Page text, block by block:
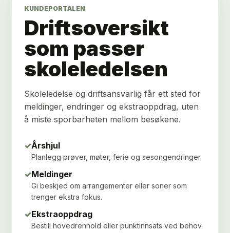
KUNDEPORTALEN
Driftsoversikt
som passer
skoleledelsen
Skoleledelse og driftsansvarlig får ett sted for
meldinger, endringer og ekstraoppdrag, uten
å miste sporbarheten mellom besøkene.
✓Årshjul
Planlegg prøver, møter, ferie og sesongendringer.
✓Meldinger
Gi beskjed om arrangementer eller soner som
trenger ekstra fokus.
✓Ekstraoppdrag
Bestill hovedrenhold eller punktinnsats ved behov.